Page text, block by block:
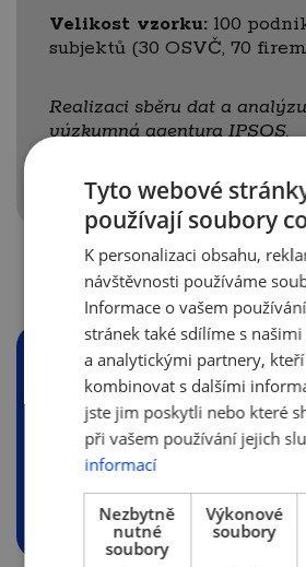
Velikost vzorku: 100
subjektů (30 OSVČ, 70
Realizaci sběru dat a
výzkumná agentura IPSOS.
PŘÍLOHY
Ipsos-pro-
(1.13 MB)
Tyto webové
používají soubory
K personalizaci obsahu,
návštěvnosti používáme
Informace o vašem
stránek také sdílíme s
a analytickými partnery,
kombinovat s dalšími
jste jim poskytli nebo které
při vašem používání jejich
informací
Nezbytně
nutné
soubory
Výkonové
soubory